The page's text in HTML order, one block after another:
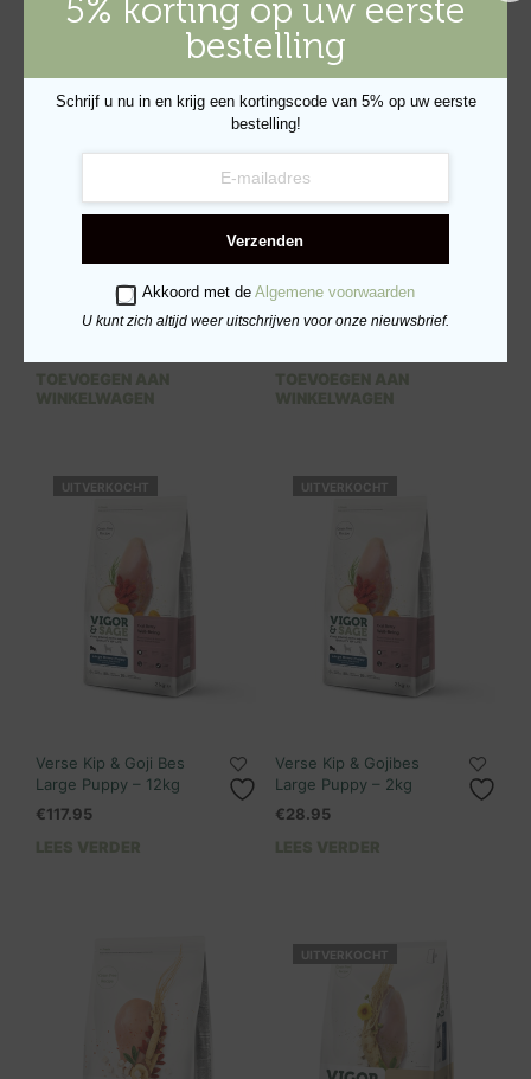
Verse Kalkoen e&
Lotusblad Adult – 2kg
TOEVOEGEN AAN
WINKELWAGEN
Verse Kalkoen &
Lotusblad Adult – 12kg
TOEVOEGEN AAN
WINKELWAGEN
UITVERKOCHT
Verse Kip & Goji Bes
Large Puppy – 12kg
€117.95
LEES VERDER
UITVERKOCHT
Verse Kip & Gojibes
Large Puppy – 2kg
€28.95
LEES VERDER
UITVERKOCHT
5% korting op uw eerste
bestelling
Schrijf u nu in en krijg een kortingscode van 5% op uw eerste
bestelling!
Verzenden
Akkoord met deAlgemene voorwaarden
U kunt zich altijd weer uitschrijven voor onze nieuwsbrief.